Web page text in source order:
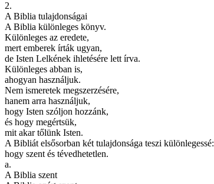
2.
A Biblia tulajdonságai
A Biblia különleges könyv.
Különleges az eredete,
mert emberek írták ugyan,
de Isten Lelkének ihletésére lett írva.
Különleges abban is,
ahogyan használjuk.
Nem ismeretek megszerzésére,
hanem arra használjuk,
hogy Isten szóljon hozzánk,
és hogy megértsük,
mit akar tőlünk Isten.
A Bibliát elsősorban két tulajdonsága teszi különlegessé:
hogy szent és tévedhetetlen.
a.
A Biblia szent